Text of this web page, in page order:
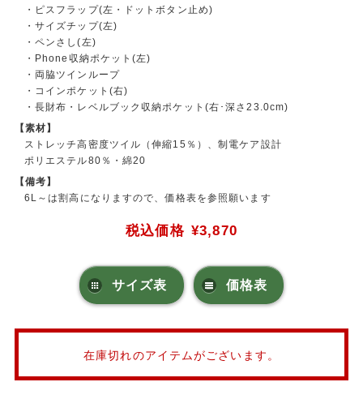
・ピスフラップ(左・ドットボタン止め)
・サイズチップ(左)
・ペンさし(左)
・Phone収納ポケット(左)
・両脇ツインループ
・コインポケット(右)
・長財布・レベルブック収納ポケット(右･深さ23.0cm)
【素材】
ストレッチ高密度ツイル（伸縮15％）、制電ケア設計
ポリエステル80％・綿20
【備考】
6L～は割高になりますので、価格表を参照願います
税込価格 ¥3,870
サイズ表 価格表
在庫切れのアイテムがございます。